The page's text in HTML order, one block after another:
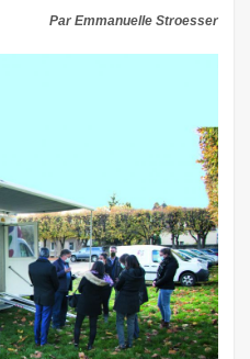
Par Emmanuelle Stroesser